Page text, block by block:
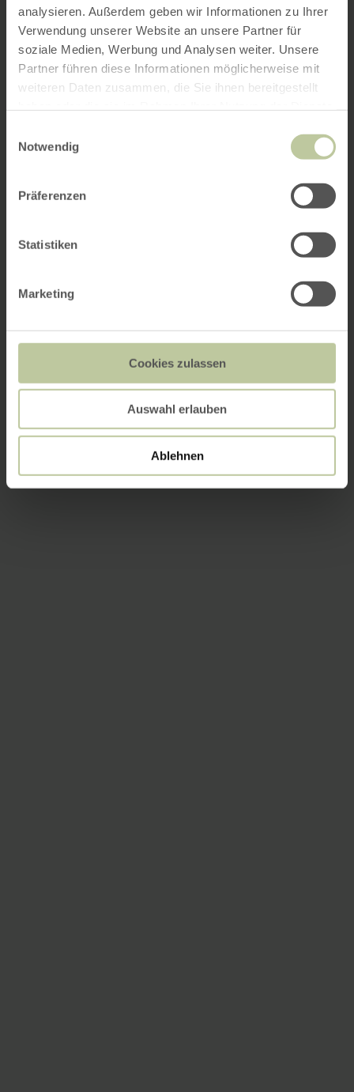
analysieren. Außerdem geben wir Informationen zu Ihrer
Verwendung unserer Website an unsere Partner für
soziale Medien, Werbung und Analysen weiter. Unsere
Partner führen diese Informationen möglicherweise mit
weiteren Daten zusammen, die Sie ihnen bereitgestellt
Notwendig
Präferenzen
Statistiken
Marketing
Cookies zulassen
Auswahl erlauben
Ablehnen